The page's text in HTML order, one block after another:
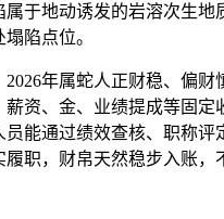
属于地动诱发的岩溶次生地
陷点位。
年属蛇人正财稳、偏财
薪资、金、业绩提成等固定
员能通过绩效查核、职称评
履职，财帛天然稳步入账，